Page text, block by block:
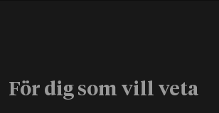
För dig som vill veta